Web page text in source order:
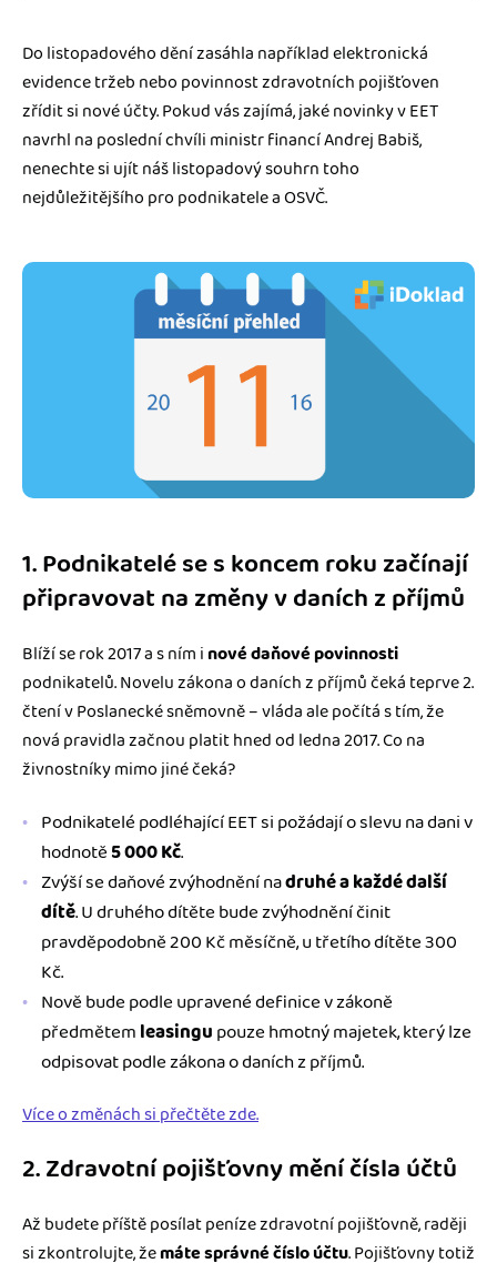
Do listopadového dění zasáhla například elektronická
evidence tržeb nebo povinnost zdravotních pojišťoven
zřídit si nové účty. Pokud vás zajímá, jaké novinky v EET
navrhl na poslední chvíli ministr financí Andrej Babiš,
nenechte si ujít náš listopadový souhrn toho
nejdůležitějšího pro podnikatele a OSVČ.
1. Podnikatelé se s koncem roku začínají
připravovat na změny v daních z příjmů
Blíží se rok 2017 a s ním inové daňové povinnosti
podnikatelů. Novelu zákona o daních z příjmů čeká teprve 2.
čtení v Poslanecké sněmovně – vláda ale počítá s tím, že
nová pravidla začnou platit hned od ledna 2017. Co na
živnostníky mimo jiné čeká?
Podnikatelé podléhající EET si požádají o slevu na dani v
hodnotě5 000 Kč.
Zvýší se daňové zvýhodnění nadruhé a každé další
dítě. U druhého dítěte bude zvýhodnění činit
pravděpodobně 200 Kč měsíčně, u třetího dítěte 300
Kč.
Nově bude podle upravené definice v zákoně
předmětemleasingupouze hmotný majetek, který lze
odpisovat podle zákona o daních z příjmů.
Více o změnách si přečtěte zde.
2. Zdravotní pojišťovny mění čísla účtů
Až budete příště posílat peníze zdravotní pojišťovně, raději
si zkontrolujte, žemáte správné číslo účtu. Pojišťovny totiž